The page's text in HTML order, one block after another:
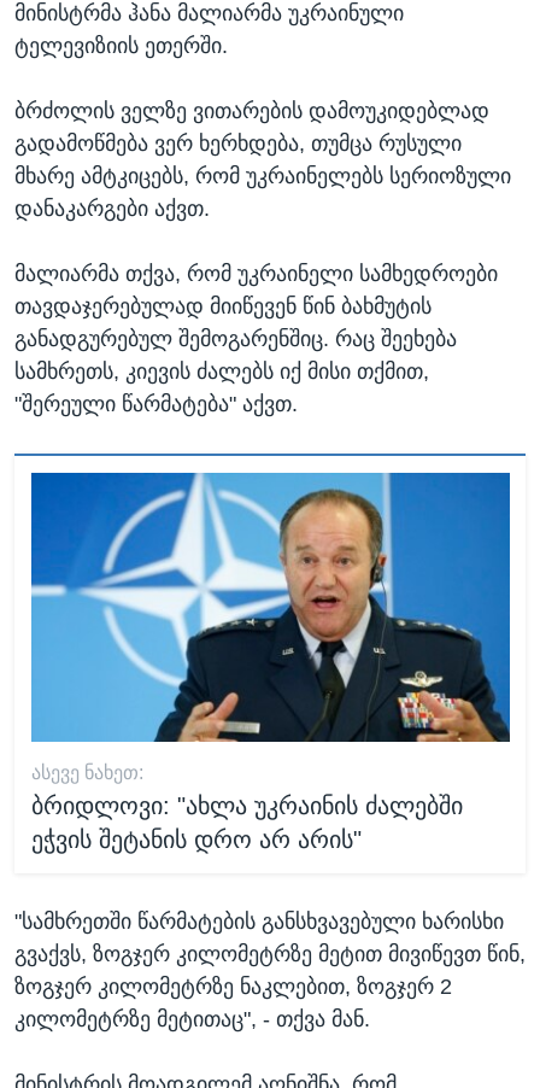
მინისტრმა ჰანა მალიარმა უკრაინული
ტელევიზიის ეთერში.
ბრძოლის ველზე ვითარების დამოუკიდებლად
გადამოწმება ვერ ხერხდება, თუმცა რუსული
მხარე ამტკიცებს, რომ უკრაინელებს სერიოზული
დანაკარგები აქვთ.
მალიარმა თქვა, რომ უკრაინელი სამხედროები
თავდაჯერებულად მიიწევენ წინ ბახმუტის
განადგურებულ შემოგარენშიც. რაც შეეხება
სამხრეთს, კიევის ძალებს იქ მისი თქმით,
"შერეული წარმატება" აქვთ.
ᲐᲡᲔᲕᲔ ᲜᲐᲮᲔᲗ:
ბრიდლოვი: "ახლა უკრაინის ძალებში
ეჭვის შეტანის დრო არ არის"
"სამხრეთში წარმატების განსხვავებული ხარისხი
გვაქვს, ზოგჯერ კილომეტრზე მეტით მივიწევთ წინ,
ზოგჯერ კილომეტრზე ნაკლებით, ზოგჯერ 2
კილომეტრზე მეტითაც", - თქვა მან.